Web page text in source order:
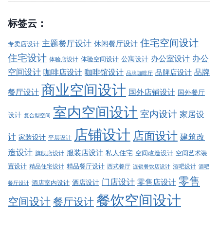
标签云：
专卖店设计 主题餐厅设计 休闲餐厅设计 住宅空间设计
住宅设计 体验店设计 体验空间设计 公寓设计 办公室设计 办公
空间设计 咖啡店设计 咖啡馆设计 品牌咖啡厅 品牌店设计 品牌
餐厅设计 商业空间设计 国外店铺设计 国外餐厅
设计 复合型空间 室内空间设计 室内设计 家居设
计 家装设计 平层设计 店铺设计 店面设计 建筑改
造设计 旗舰店设计 服装店设计 私人住宅 空间改造设计 空间艺术装
置设计 精品住宅设计 精品餐厅设计 西式餐厅 连锁餐饮店设计 酒吧设计 酒吧
餐厅设计 酒店室内设计 酒店设计 门店设计 零售店设计 零售
空间设计餐厅设计 餐饮空间设计